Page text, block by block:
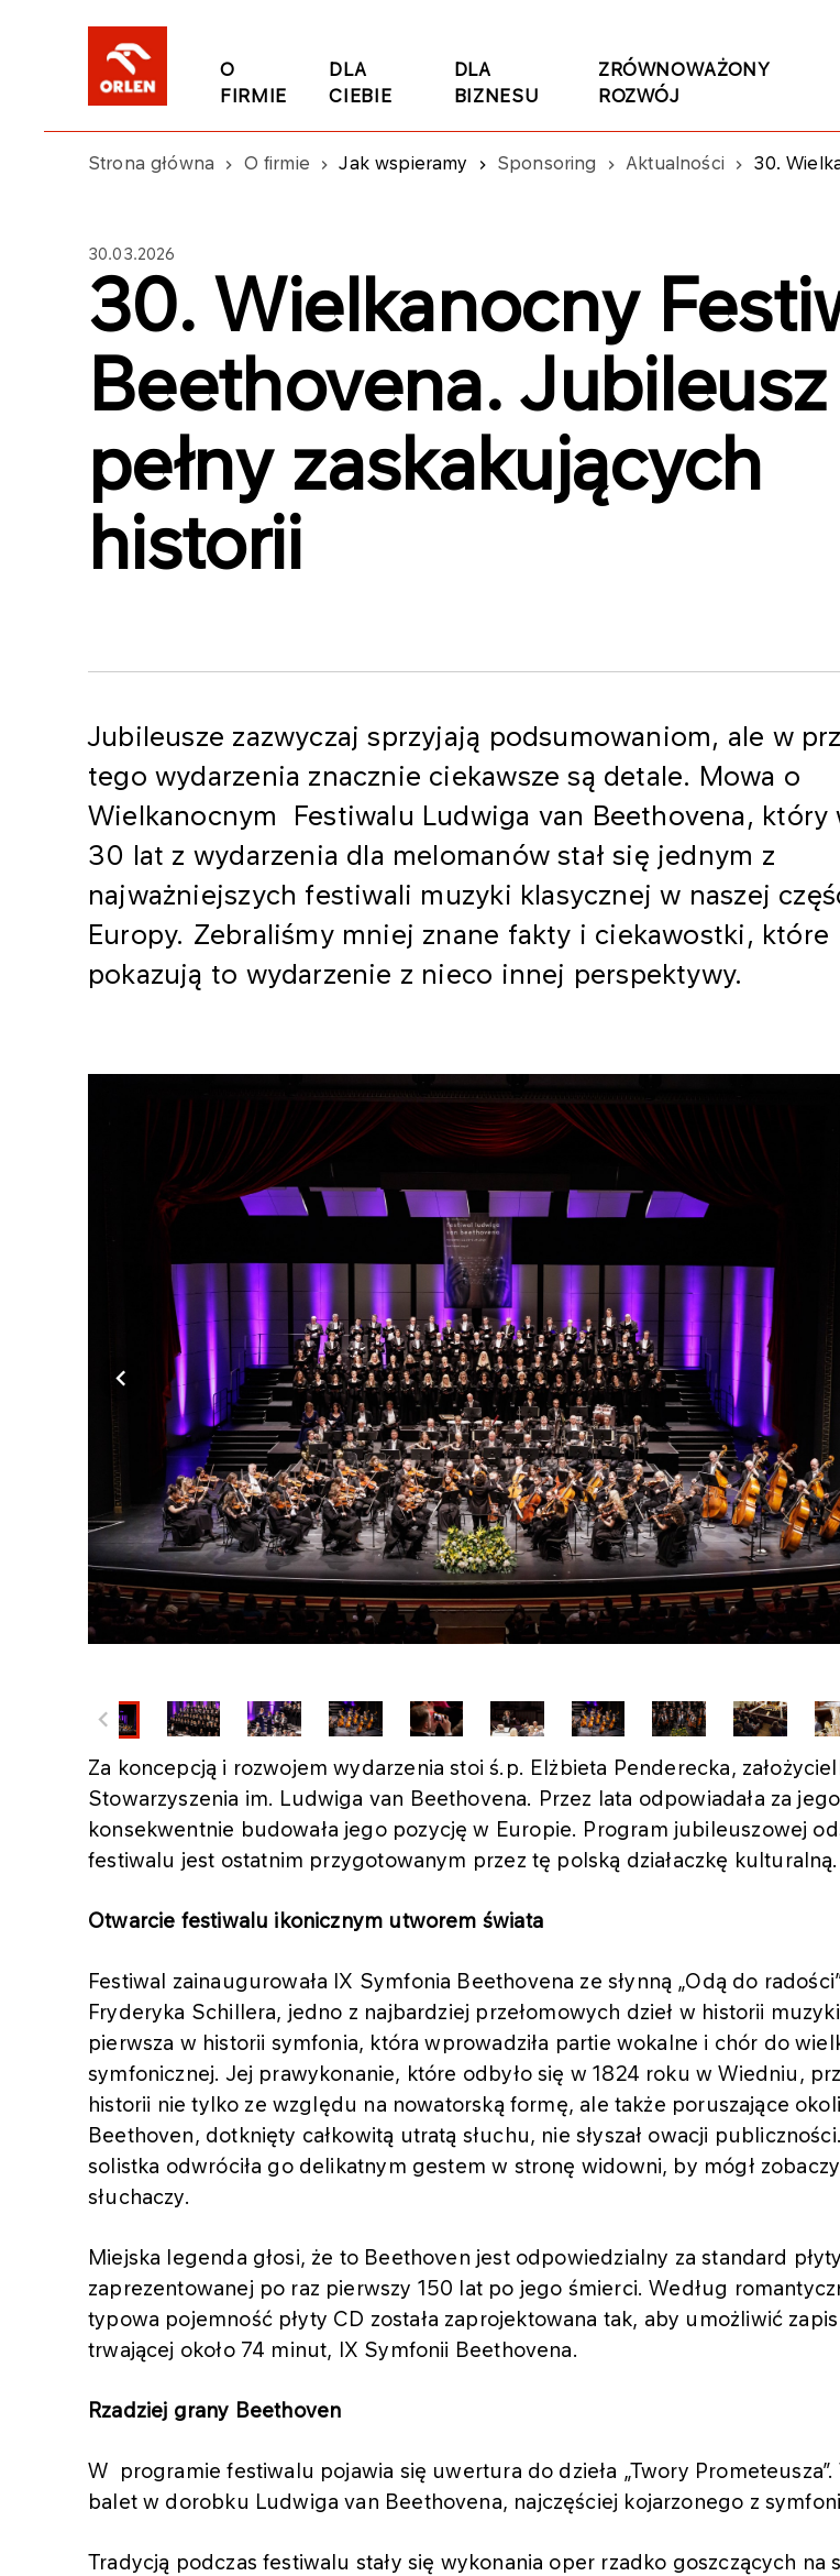
O
FIRMIE
DLA
CIEBIE
DLA
BIZNESU
ZRÓWNOWAŻONY
ROZWÓJ
Strona główna O firmie Jak wspieramy Sponsoring Aktualności 30.
30.03.2026
30. Wielkanocny
Beethovena. Jubileusz
pełny zaskakujących
historii
Jubileusze zazwyczaj sprzyjają podsumowaniom, ale w
tego wydarzenia znacznie ciekawsze są detale. Mowa o
Wielkanocnym Festiwalu Ludwiga van Beethovena, który
30 lat z wydarzenia dla melomanów stał się jednym z
najważniejszych festiwali muzyki klasycznej w naszej
Europy. Zebraliśmy mniej znane fakty i ciekawostki, które
pokazują to wydarzenie z nieco innej perspektywy.
Za koncepcją i rozwojem wydarzenia stoi ś.p. Elżbieta Penderecka,
Stowarzyszenia im. Ludwiga van Beethovena. Przez lata odpowiadała za
konsekwentnie budowała jego pozycję w Europie. Program jubileuszowej
festiwalu jest ostatnim przygotowanym przez tę polską działaczkę kulturalną.
Otwarcie festiwalu ikonicznym utworem świata
Festiwal zainaugurowała IX Symfonia Beethovena ze słynną „Odą do
Fryderyka Schillera, jedno z najbardziej przełomowych dzieł w historii
pierwsza w historii symfonia, która wprowadziła partie wokalne i chór do
symfonicznej. Jej prawykonanie, które odbyło się w 1824 roku w Wiedniu,
historii nie tylko ze względu na nowatorską formę, ale także poruszające
Beethoven, dotknięty całkowitą utratą słuchu, nie słyszał owacji
solistka odwróciła go delikatnym gestem w stronę widowni, by mógł
słuchaczy.
Miejska legenda głosi, że to Beethoven jest odpowiedzialny za standard
zaprezentowanej po raz pierwszy 150 lat po jego śmierci. Według
typowa pojemność płyty CD została zaprojektowana tak, aby umożliwić zapis
trwającej około 74 minut, IX Symfonii Beethovena.
Rzadziej grany Beethoven
W programie festiwalu pojawia się uwertura do dzieła „Twory Prometeusza”.
balet w dorobku Ludwiga van Beethovena, najczęściej kojarzonego z
Tradycją podczas festiwalu stały się wykonania oper rzadko goszczących na